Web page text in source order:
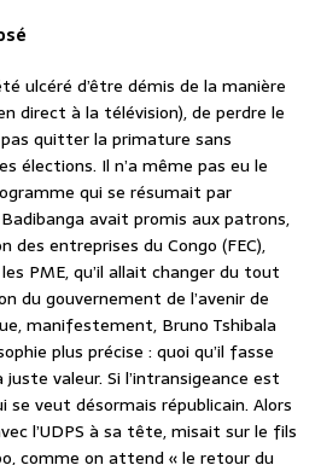
ulcéré d’être démis de la manière
direct à la télévision), de perdre le
quitter la primature sans
élections. Il n’a même pas eu le
qui se résumait par
avait promis aux patrons,
des entreprises du Congo (FEC),
PME, qu’il allait changer du tout
du gouvernement de l’avenir de
manifestement, Bruno Tshibala
plus précise : quoi qu’il fasse
valeur. Si l’intransigeance est
se veut désormais républicain. Alors
l’UDPS à sa tête, misait sur le fils
comme on attend « le retour du